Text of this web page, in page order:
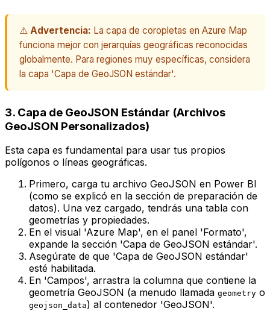
⚠️ Advertencia: La capa de coropletas en Azure Map
funciona mejor con jerarquías geográficas reconocidas
globalmente. Para regiones muy específicas, considera
la capa 'Capa de GeoJSON estándar'.
3. Capa de GeoJSON Estándar (Archivos
GeoJSON Personalizados)
Esta capa es fundamental para usar tus propios
polígonos o líneas geográficas.
Primero, carga tu archivo GeoJSON en Power BI
(como se explicó en la sección de preparación de
datos). Una vez cargado, tendrás una tabla con
geometrías y propiedades.
En el visual 'Azure Map', en el panel 'Formato',
expande la sección 'Capa de GeoJSON estándar'.
Asegúrate de que 'Capa de GeoJSON estándar'
esté habilitada.
En 'Campos', arrastra la columna que contiene la
geometría GeoJSON (a menudo llamada geometry o
geojson_data) al contenedor 'GeoJSON'.